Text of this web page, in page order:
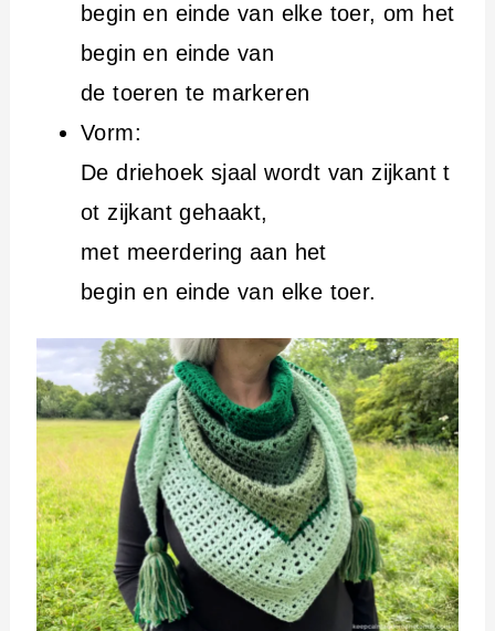
begin en einde van elke toer, om het
begin en einde van
de toeren te markeren
Vorm:
De driehoek sjaal wordt van zijkant t
ot zijkant gehaakt,
met meerdering aan het
begin en einde van elke toer.